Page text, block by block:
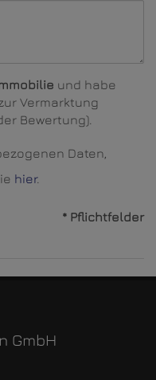
und habe
Vermarktung
Bewertung).
Daten,
hier.
* Pflichtfelder
GmbH